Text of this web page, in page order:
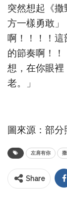
突然想起《
方一樣勇敢」
啊！！！！
的節奏啊！
想，在你眼裡
老。」
圖來源：部
左肩有你
Share